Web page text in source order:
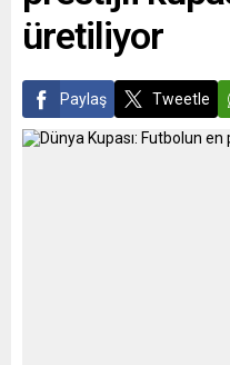
üretiliyor
Paylaş Tweetle